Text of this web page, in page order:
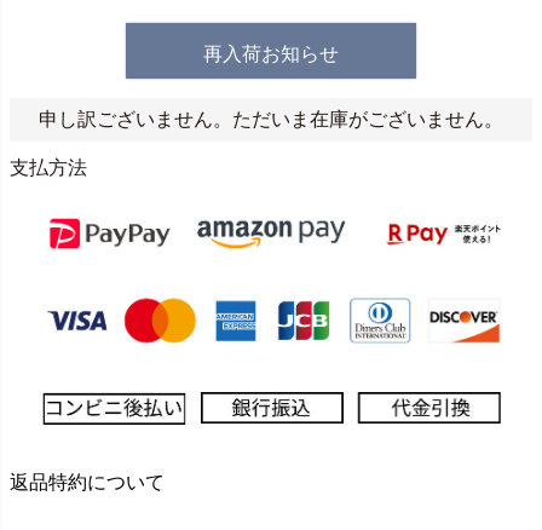
再入荷お知らせ
申し訳ございません。ただいま在庫がございません。
支払方法
返品特約について